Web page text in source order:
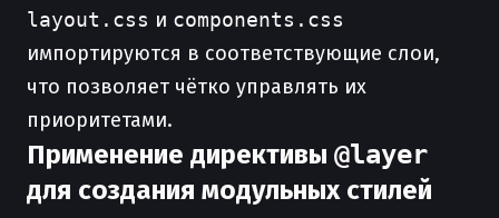
layout.css и components.css
импортируются в соответствующие слои,
что позволяет чётко управлять их
приоритетами.
Применение директивы @layer
для создания модульных стилей